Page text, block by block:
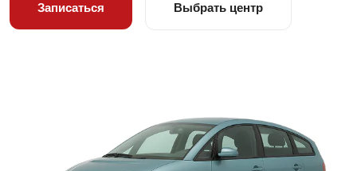
Записаться Выбрать центр